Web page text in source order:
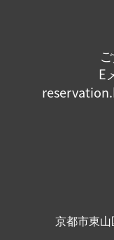
E
京都市東